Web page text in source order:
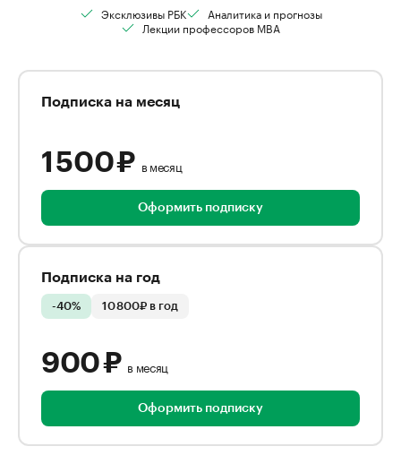
Эксклюзивы РБК
Аналитика и прогнозы
Лекции профессоров MBA
Подписка на месяц
1 500 ₽ в месяц
Оформить подписку
Подписка на год
-40% 10 800₽ в год
900 ₽ в месяц
Оформить подписку